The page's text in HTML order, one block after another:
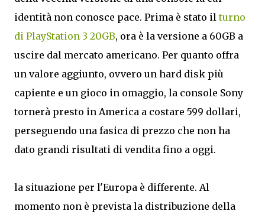
identità non conosce pace. Prima è stato ilturno
di PlayStation 3 20GB, ora è la versione a 60GB a
uscire dal mercato americano. Per quanto offra
un valore aggiunto, ovvero un hard disk più
capiente e un gioco in omaggio, la console Sony
tornerà presto in America a costare 599 dollari,
perseguendo una fasica di prezzo che non ha
dato grandi risultati di vendita fino a oggi.
la situazione per l'Europa è differente. Al
momento non è prevista la distribuzione della